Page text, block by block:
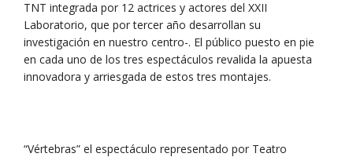
TNT integrada por 12 actrices y actores del XXII
Laboratorio, que por tercer año desarrollan su
investigación en nuestro centro-. El público puesto en pie
en cada uno de los tres espectáculos revalida la apuesta
innovadora y arriesgada de estos tres montajes.
“Vértebras” el espectáculo representado por Teatro